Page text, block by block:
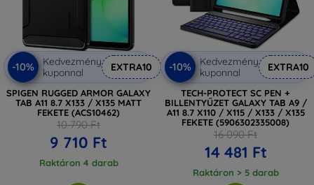
-10%
Kedvezmény
kuponnal
EXTRA10
SPIGEN RUGGED ARMOR GALAXY
TAB A11 8.7 X133 / X135 MATT
FEKETE (ACS10462)
10 790 Ft
9 710 Ft
Raktáron 4 darab
-10%
Kedvezmény
kuponnal
EXTRA10
TECH-PROTECT SC PEN +
BILLENTYŰZET GALAXY TAB A9 /
A11 8.7 X110 / X115 / X133 / X135
FEKETE (5906302335008)
16 090 Ft
14 481 Ft
Raktáron > 5 darab